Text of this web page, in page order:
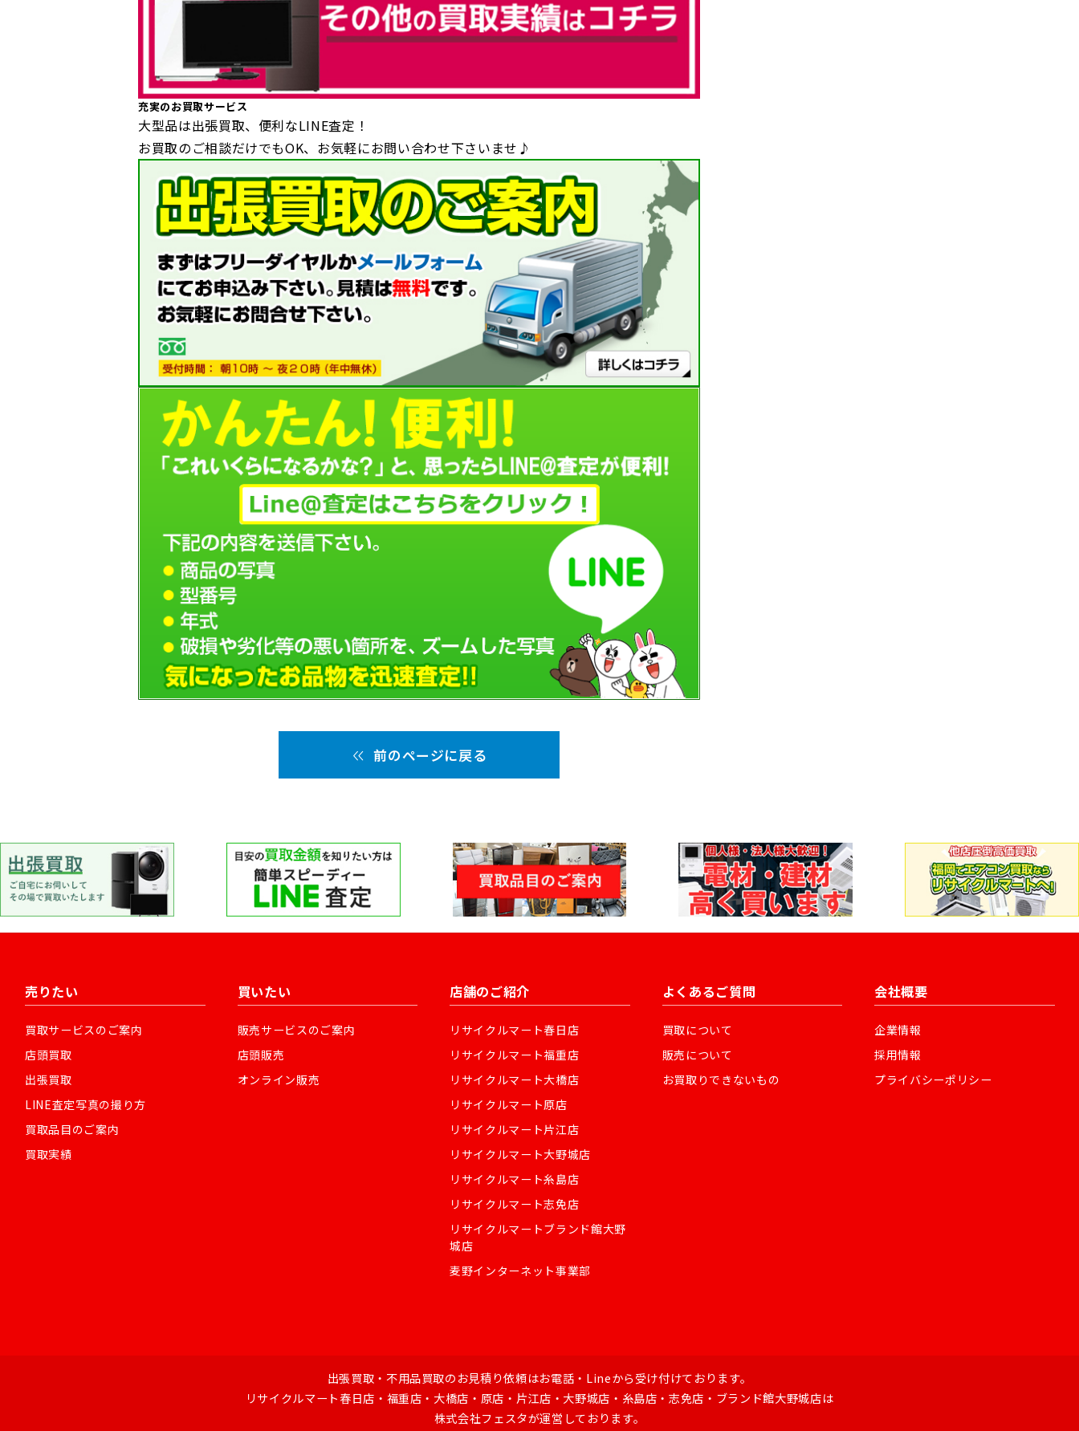
充実のお買取サービス
大型品は出張買取、便利なLINE査定！
お買取のご相談だけでもOK、お気軽にお問い合わせ下さいませ♪
前のページに戻る
売りたい
買取サービスのご案内
店頭買取
出張買取
LINE査定写真の撮り方
買取品目のご案内
買取実績
買いたい
販売サービスのご案内
店頭販売
オンライン販売
店舗のご紹介
リサイクルマート春日店
リサイクルマート福重店
リサイクルマート大橋店
リサイクルマート原店
リサイクルマート片江店
リサイクルマート大野城店
リサイクルマート糸島店
リサイクルマート志免店
リサイクルマートブランド館大野
城店
麦野インターネット事業部
よくあるご質問
買取について
販売について
お買取りできないもの
会社概要
企業情報
採用情報
プライバシーポリシー
出張買取・不用品買取のお見積り依頼はお電話・Lineから受け付けております。
リサイクルマート春日店・福重店・大橋店・原店・片江店・大野城店・糸島店・志免店・ブランド館大野城店は
株式会社フェスタが運営しております。